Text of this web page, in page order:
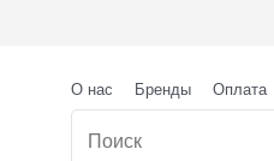
О нас Бренды Оплата